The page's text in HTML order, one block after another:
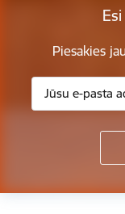
Piesakies